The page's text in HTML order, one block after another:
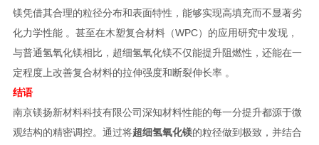
镁凭借其合理的粒径分布和表面特性，能够实现高填充而不显著劣
化力学性能 。甚至在木塑复合材料（WPC）的应用研究中发现，
与普通氢氧化镁相比，超细氢氧化镁不仅能提升阻燃性，还能在一
定程度上改善复合材料的拉伸强度和断裂伸长率 。
结语
南京镁扬新材料科技有限公司深知材料性能的每一分提升都源于微
观结构的精密调控。通过将超细氢氧化镁的粒径做到极致，并结合